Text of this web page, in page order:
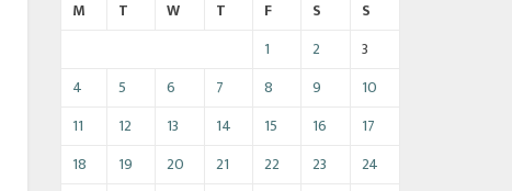
M
T W T F S
S
1
2
3
4
5 6 7 8 9
10
11
12 13 14 15 16
17
18
19 20 21 22 23
24